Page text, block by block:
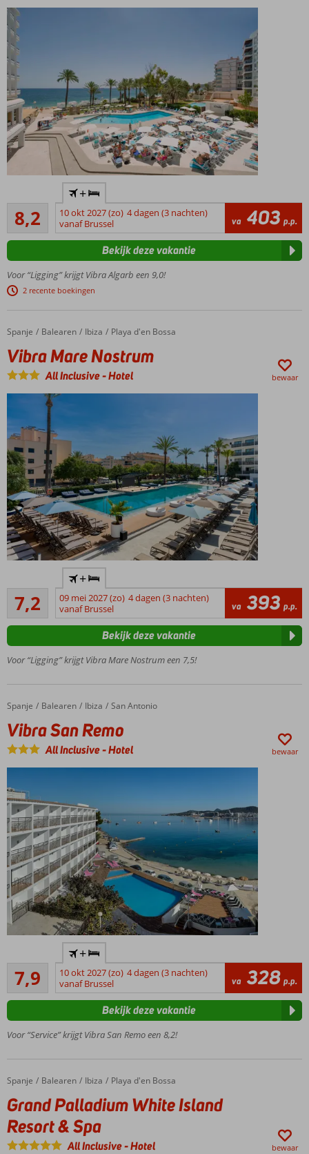
kids
Verschillende
luxe kamers
zwembad-
en zeezicht
het
strand
Vlak bij
bekende
clubs
Stad
op
km
Moderne
Halfpension
of All
Inclusive
ook
mogelijk
8,2Zeer goed
45
beoordelingen
+
10 okt 2027 (zo) 4 dagen (3 nachten)
vanaf Brussel
va 403 p.p.
Voor “Ligging” krijgt Vibra Algarb een 9,0!
2 recente boekingen
Bekijk deze vakantie
Home
Spanje Balearen Ibiza Playa d'en Bossa
Vibra Mare Nostrum
Vibra Mare Nostrum
All Inclusive-Hotel bewaar
Toplocatie
meter van
het strand
Volop
uitgaansgelegenheden
in de omgeving
ook
Stad
vlakbij
Volledig
nieuw
zwembad
meer
zwemplezier
Uitstekende prijs-
kwaliteitverhouding
Halfpension
of All
Inclusive
ook
mogelijk
7,2
Voldoende/goed
38
beoordelingen
+
09 mei 2027 (zo) 4 dagen (3 nachten)
vanaf Brussel
va 393 p.p.
Voor “Ligging” krijgt Vibra Mare Nostrum een 7,5!
Bekijk deze vakantie
Home
Spanje Balearen Ibiza San Antonio
Vibra San Remo
Vibra San Remo
All Inclusive-Hotel bewaar
over de
baai
van San
Direct
aan het
strand,
je
slippers
niet
Overdag
relaxen bij
7,9
49
beoordelingen
+
10 okt 2027 (zo) 4 dagen (3 nachten)
vanaf Brussel
va 328 p.p.
Voor “Service” krijgt Vibra San Remo een 8,2!
Bekijk deze vakantie
Home
Spanje Balearen Ibiza Playa d'en Bossa
Grand Palladium White Island Resort & Spa
Grand Palladium White Island
Resort & Spa
All Inclusive-Hotel bewaar